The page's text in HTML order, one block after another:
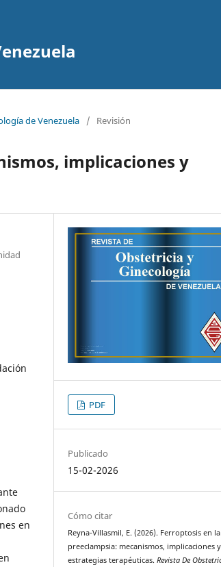
de Venezuela / Revisión
implicaciones y
en
PDF
Publicado
15-02-2026
Cómo citar
Reyna-Villasmil, E. (2026). Ferroptosis en la
preeclampsia: mecanismos, implicaciones y
estrategias terapéuticas.Revista De